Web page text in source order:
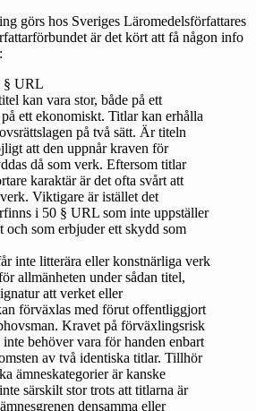
görs hos Sveriges Läromedelsförfattares
är det kört att få någon info
§ URL
kan vara stor, både på ett
ett ekonomiskt. Titlar kan erhålla
på två sätt. Är titeln
att den uppnår kraven för
då som verk. Eftersom titlar
karaktär är det ofta svårt att
Viktigare är istället det
i 50 § URL som inte uppställer
och som erbjuder ett skydd som
inte litterära eller konstnärliga verk
allmänheten under sådan titel,
att verket eller
förväxlas med förut offentliggjort
Kravet på förväxlingsrisk
behöver vara för handen enbart
av två identiska titlar. Tillhör
ämneskategorier är kanske
särskilt stor trots att titlarna är
densamma eller